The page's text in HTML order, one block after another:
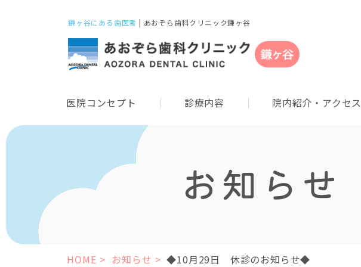
鎌ヶ谷にある歯医者 | あおぞら歯科クリニック鎌ヶ谷
医院コンセプト 診療内容 院内紹介・アクセス
HOME お知らせ ◆10月29日 休診のお知らせ◆